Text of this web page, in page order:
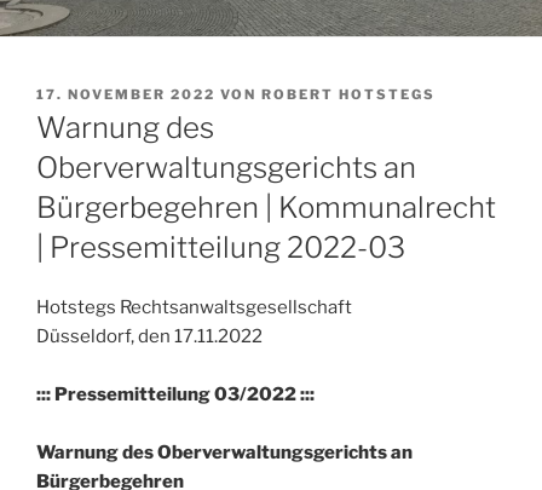
VERÖFFENTLICHT
AM
17. NOVEMBER 2022 VON ROBERT HOTSTEGS
Warnung des
Oberverwaltungsgerichts an
Bürgerbegehren | Kommunalrecht
| Pressemitteilung 2022-03
Hotstegs Rechtsanwaltsgesellschaft
Düsseldorf, den 17.11.2022
::: Pressemitteilung 03/2022 :::
Warnung des Oberverwaltungsgerichts an
Bürgerbegehren